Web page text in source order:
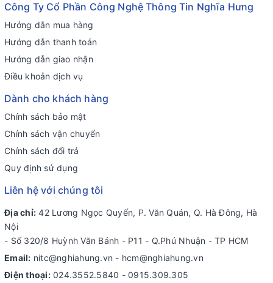
Công Ty Cổ Phần Công Nghệ Thông Tin Nghĩa Hưng
Hướng dẫn mua hàng
Hướng dẫn thanh toán
Hướng dẫn giao nhận
Điều khoản dịch vụ
Dành cho khách hàng
Chính sách bảo mật
Chính sách vận chuyển
Chính sách đổi trả
Quy định sử dụng
Liên hệ với chúng tôi
Địa chỉ: 42 Lương Ngọc Quyến, P. Văn Quán, Q. Hà Đông, Hà
Nội
- Số 320/8 Huỳnh Văn Bánh - P11 - Q.Phú Nhuận - TP HCM
Email: nitc@nghiahung.vn - hcm@nghiahung.vn
Điện thoại: 024.3552.5840 - 0915.309.305